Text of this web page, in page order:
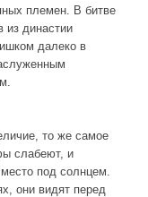
племен. В битве
из династии
далеко в
то же самое
слабеют, и
под солнцем.
они видят перед